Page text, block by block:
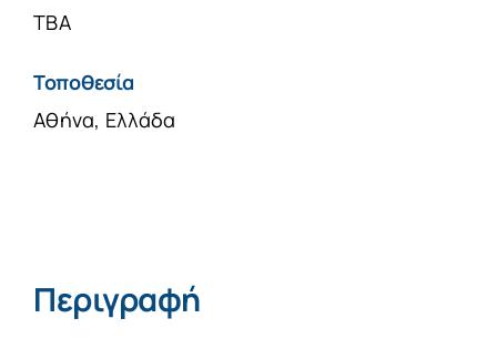
TBA
Τοποθεσία
Αθήνα, Ελλάδα
Περιγραφή